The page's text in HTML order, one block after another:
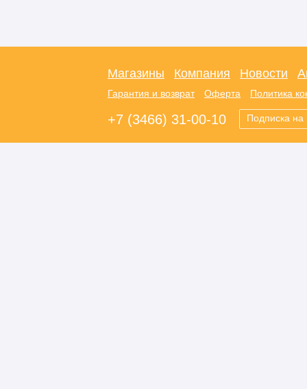
Магазины Компания Новости
Гарантия и возврат Оферта Политика
+7 (3466) 31-00-10 Подписка на